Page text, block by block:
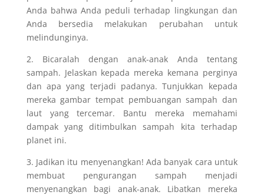
Anda bahwa Anda peduli terhadap lingkungan dan
Anda bersedia melakukan perubahan untuk
melindunginya.
2. Bicaralah dengan anak-anak Anda tentang
sampah. Jelaskan kepada mereka kemana perginya
dan apa yang terjadi padanya. Tunjukkan kepada
mereka gambar tempat pembuangan sampah dan
laut yang tercemar. Bantu mereka memahami
dampak yang ditimbulkan sampah kita terhadap
planet ini.
3. Jadikan itu menyenangkan! Ada banyak cara untuk
membuat pengurangan sampah menjadi
menyenangkan bagi anak-anak. Libatkan mereka